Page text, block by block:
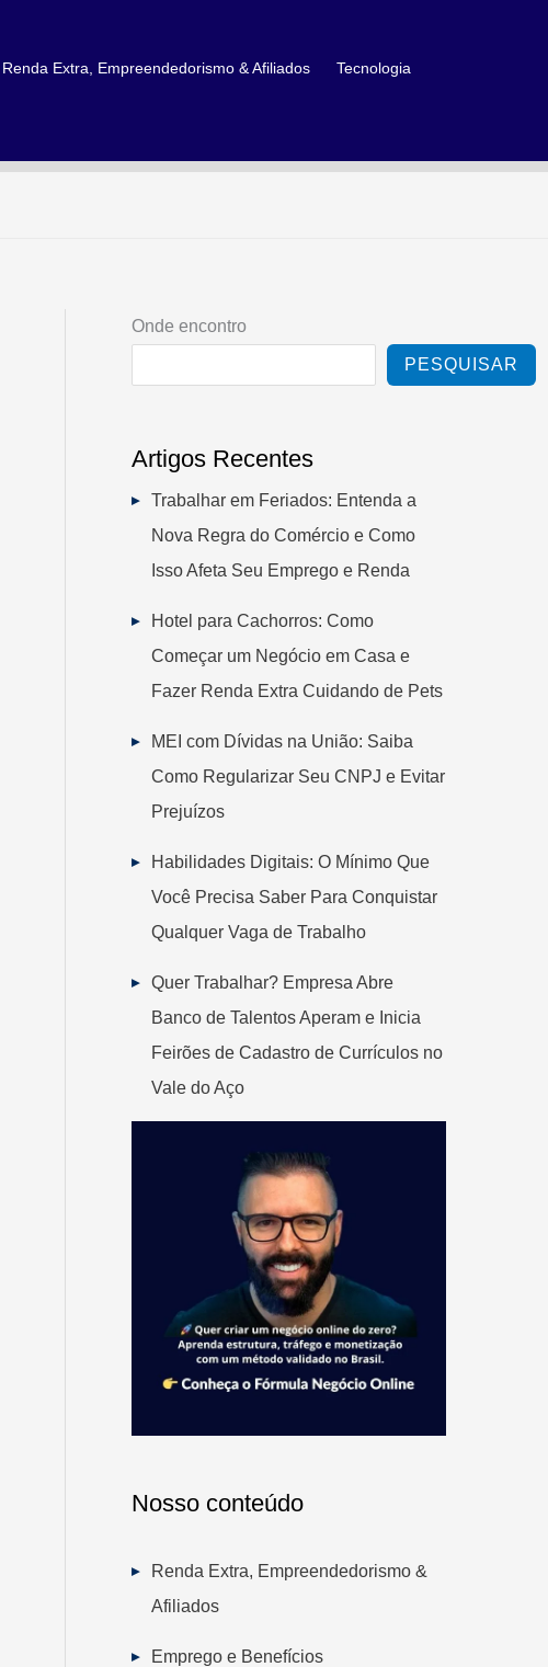
Renda Extra, Empreendedorismo & Afiliados
Tecnologia
Onde encontro
PESQUISAR
Artigos Recentes
Trabalhar em Feriados: Entenda a
Nova Regra do Comércio e Como
Isso Afeta Seu Emprego e Renda
Hotel para Cachorros: Como
Começar um Negócio em Casa e
Fazer Renda Extra Cuidando de Pets
MEI com Dívidas na União: Saiba
Como Regularizar Seu CNPJ e Evitar
Prejuízos
Habilidades Digitais: O Mínimo Que
Você Precisa Saber Para Conquistar
Qualquer Vaga de Trabalho
Quer Trabalhar? Empresa Abre
Banco de Talentos Aperam e Inicia
Feirões de Cadastro de Currículos no
Vale do Aço
Nosso conteúdo
Renda Extra, Empreendedorismo &
Afiliados
Emprego e Benefícios